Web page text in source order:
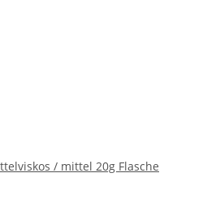
/ mittel 20g Flasche